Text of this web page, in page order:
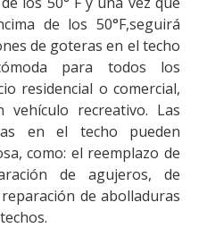
de los 50°F,seguirá
de goteras en el techo
para todos los
residencial o comercial,
recreativo. Las
en el techo pueden
como: el reemplazo de
de agujeros, de
de abolladuras